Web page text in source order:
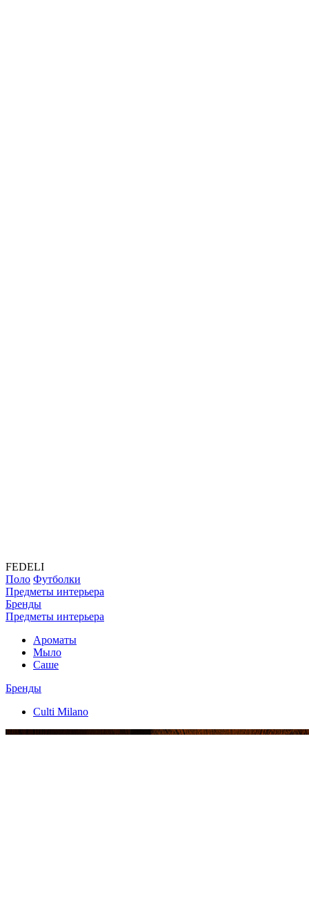
FEDELI
Поло Футболки
Предметы интерьера
Бренды
Предметы интерьера
Ароматы
Мыло
Саше
Бренды
Culti Milano